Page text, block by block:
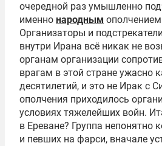
очередной раз умышленно
именно народным
Организаторы и
внутри Ирана всё никак не
органам организации
врагам в этой стране ужасно
десятилетий, и это не Ирак с
ополчения приходилось
условиях тяжелейших войн.
в Ереване? Группа непонятно
и певших на фарси, вначале